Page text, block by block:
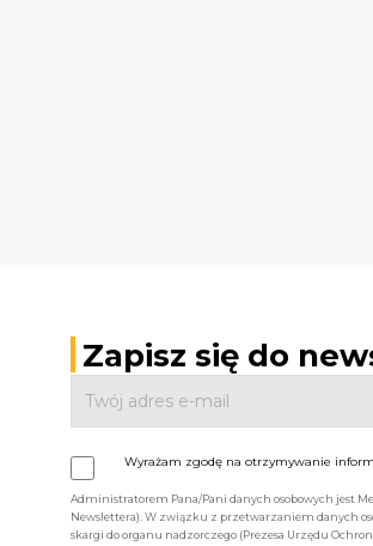
Zapisz się do
Wyrażam zgodę na otrzymywanie
Administratorem Pana/Pani danych osobowych jest
Newslettera). W związku z przetwarzaniem danych
skargi do organu nadzorczego (Prezesa Urzędu